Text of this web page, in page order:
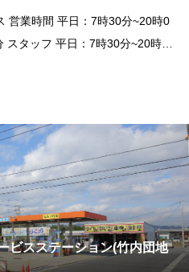
ビスステーション(竹内団地